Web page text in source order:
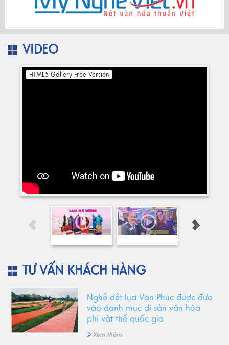
VIDEO
HTML5 Gallery Free Version
TƯ VẤN KHÁCH HÀNG
Nghề dệt lụa Vạn Phúc được đưa
vào danh mục di sản văn hóa
phi vật thể quốc gia
Xem thêm